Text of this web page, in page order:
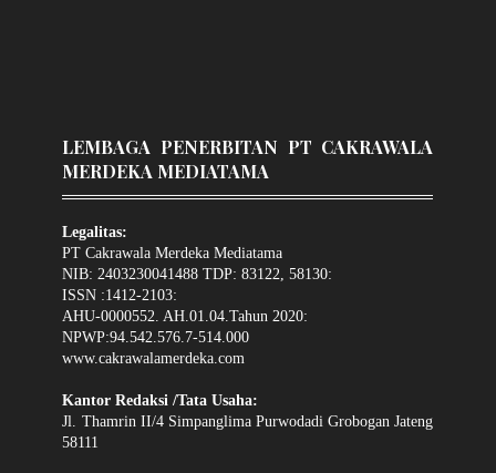
LEMBAGA PENERBITAN PT CAKRAWALA
MERDEKA MEDIATAMA
Legalitas:
PT Cakrawala Merdeka Mediatama
NIB: 2403230041488 TDP: 83122, 58130:
ISSN :1412-2103:
AHU-0000552. AH.01.04.Tahun 2020:
NPWP:94.542.576.7-514.000
www.cakrawalamerdeka.com
Kantor Redaksi /Tata Usaha:
Jl. Thamrin II/4 Simpanglima Purwodadi Grobogan Jateng
58111